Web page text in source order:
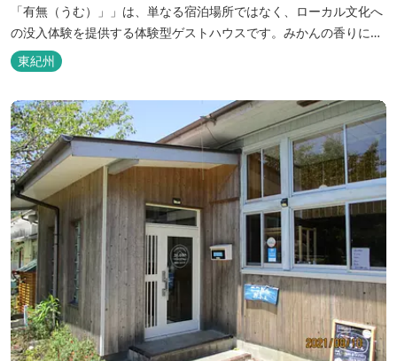
「有無（うむ）」」は、単なる宿泊場所ではなく、ローカル文化へ
の没入体験を提供する体験型ゲストハウスです。みかんの香りに包
まれ、歴史ある世界遺産を巡り、日本の原風景に触れる。「本物」
の日本文化を巡る冒険がここから始まります。 「年中みかんのとれ
るまち」にある当館は、ご宿泊のお客様にその時期に採れた旬の
「ウエルカムみかん」や無農薬野菜の...
東紀州